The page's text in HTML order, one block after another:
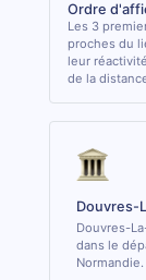
Ordre
Les 3
proches du
leur
de la
Douvres-
Douvres-
dans le
Normandie.